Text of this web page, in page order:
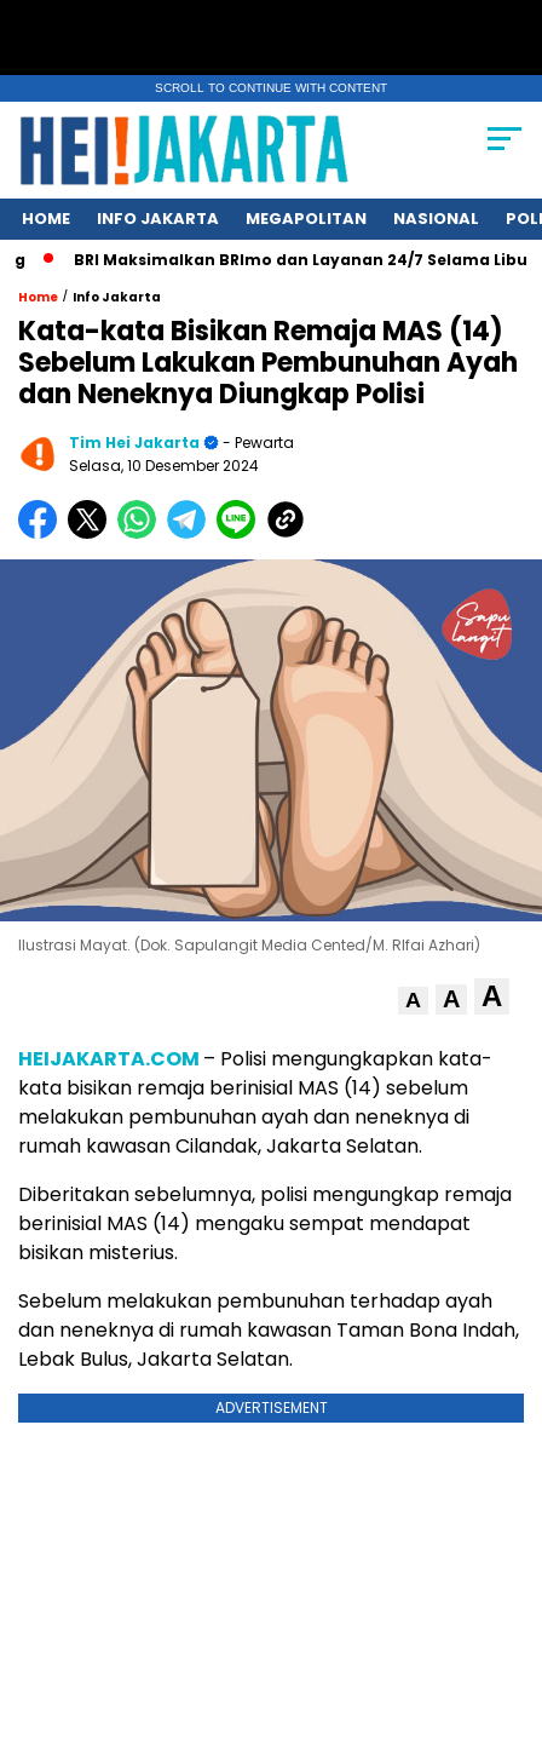
SCROLL TO CONTINUE WITH CONTENT
HOME INFO JAKARTA MEGAPOLITAN NASIONAL
BRI Maksimalkan BRImo dan Layanan 24/7 Selama Libur
Home / Info Jakarta
Kata-kata Bisikan Remaja MAS (14)
Sebelum Lakukan Pembunuhan Ayah
dan Neneknya Diungkap Polisi
Tim Hei Jakarta
- Pewarta
Selasa, 10 Desember 2024
Ilustrasi Mayat. (Dok. Sapulangit Media Cented/M. RIfai Azhari)
A A A
HEIJAKARTA.COM – Polisi mengungkapkan kata-
kata bisikan remaja berinisial MAS (14) sebelum
melakukan pembunuhan ayah dan neneknya di
rumah kawasan Cilandak, Jakarta Selatan.
Diberitakan sebelumnya, polisi mengungkap remaja
berinisial MAS (14) mengaku sempat mendapat
bisikan misterius.
Sebelum melakukan pembunuhan terhadap ayah
dan neneknya di rumah kawasan Taman Bona Indah,
Lebak Bulus, Jakarta Selatan.
ADVERTISEMENT